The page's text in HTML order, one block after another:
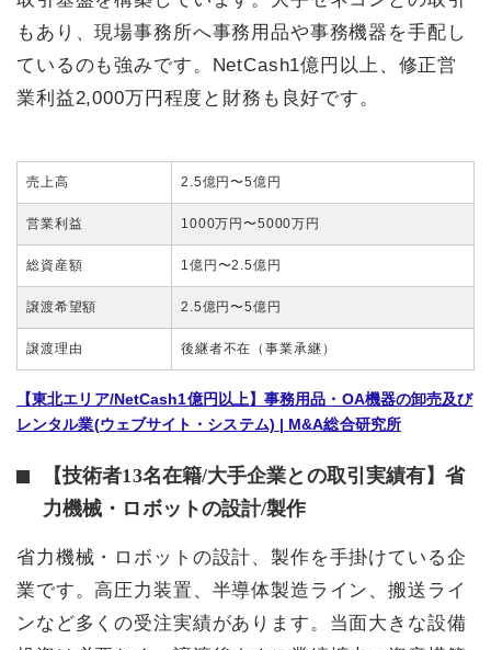
もあり、現場事務所へ事務用品や事務機器を手配し
ているのも強みです。NetCash1億円以上、修正営
業利益2,000万円程度と財務も良好です。
売上高 2.5億円〜5億円
営業利益 1000万円〜5000万円
総資産額 1億円〜2.5億円
譲渡希望額 2.5億円〜5億円
譲渡理由 後継者不在（事業承継）
【東北エリア/NetCash1億円以上】事務用品・OA機器の卸売及び
レンタル業(ウェブサイト・システム) | M&A総合研究所
【技術者13名在籍/大手企業との取引実績有】省
力機械・ロボットの設計/製作
省力機械・ロボットの設計、製作を手掛けている企
業です。高圧力装置、半導体製造ライン、搬送ライ
ンなど多くの受注実績があります。当面大きな設備